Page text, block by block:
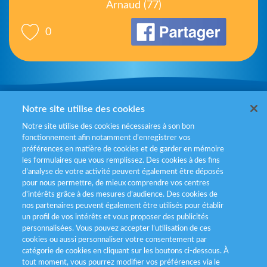
0
Arnaud (77)
Mentions légales
Politiques de gestion des cookies
Politique données personnelles
Services consommateurs
Déclaration d’accessibilité
Notre site utilise des cookies
Notre site utilise des cookies nécessaires à son bon
fonctionnement afin notamment d’enregistrer vos
préférences en matière de cookies et de garder en mémoire
les formulaires que vous remplissez. Des cookies à des fins
d’analyse de votre activité peuvent également être déposés
pour nous permettre, de mieux comprendre vos centres
d'intérêts grâce à des mesures d’audience. Des cookies de
nos partenaires peuvent également être utilisés pour établir
un profil de vos intérêts et vous proposer des publicités
personnalisées. Vous pouvez accepter l’utilisation de ces
cookies ou aussi personnaliser votre consentement par
catégorie de cookies en cliquant sur les boutons ci-dessous. À
tout moment, vous pourrez modifier vos préférences via le